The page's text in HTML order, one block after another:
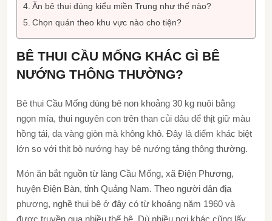
Ăn bê thui đúng kiểu miền Trung như thế nào?
Chọn quán theo khu vực nào cho tiện?
BÊ THUI CẦU MỐNG KHÁC GÌ BÊ
NƯỚNG THÔNG THƯỜNG?
Bê thui Cầu Mống dùng bê non khoảng 30 kg nuôi bằng
ngọn mía, thui nguyên con trên than củi dâu để thịt giữ màu
hồng tái, da vàng giòn mà không khô. Đây là điểm khác biệt
lớn so với thịt bò nướng hay bê nướng tảng thông thường.
Món ăn bắt nguồn từ làng Cầu Mống, xã Điện Phương,
huyện Điện Bàn, tỉnh Quảng Nam. Theo người dân địa
phương, nghề thui bê ở đây có từ khoảng năm 1960 và
được truyền qua nhiều thế hệ. Dù nhiều nơi khác cũng lấy